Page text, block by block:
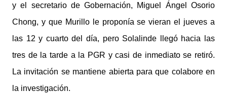
y el secretario de Gobernación, Miguel Ángel Osorio
Chong, y que Murillo le proponía se vieran el jueves a
las 12 y cuarto del día, pero Solalinde llegó hacia las
tres de la tarde a la PGR y casi de inmediato se retiró.
La invitación se mantiene abierta para que colabore en
la investigación.